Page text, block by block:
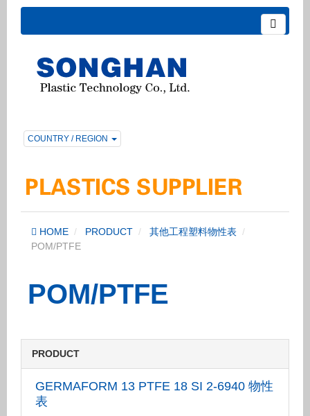
COUNTRY / REGION
HOME PRODUCT
其他工程塑料物性表
POM/PTFE
POM/PTFE
PRODUCT
GERMAFORM 13 PTFE 18 SI 2-6940 物性
表